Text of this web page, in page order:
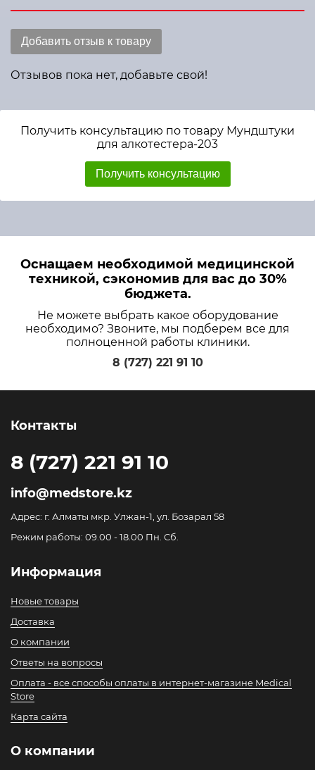
Добавить отзыв к товару
Отзывов пока нет, добавьте свой!
Получить консультацию по товару Мундштуки
для алкотестера-203
Получить консультацию
Оснащаем необходимой медицинской
техникой, сэкономив для вас до 30%
бюджета.
Не можете выбрать какое оборудование
необходимо? Звоните, мы подберем все для
полноценной работы клиники.
8 (727) 221 91 10
Контакты
8 (727) 221 91 10
info@medstore.kz
Адрес: г. Алматы мкр. Улжан-1, ул. Бозарал 58
Режим работы: 09.00 - 18.00 Пн. Сб.
Информация
Новые товары
Доставка
О компании
Ответы на вопросы
Оплата - все способы оплаты в интернет-магазине Medical
Store
Карта сайта
О компании